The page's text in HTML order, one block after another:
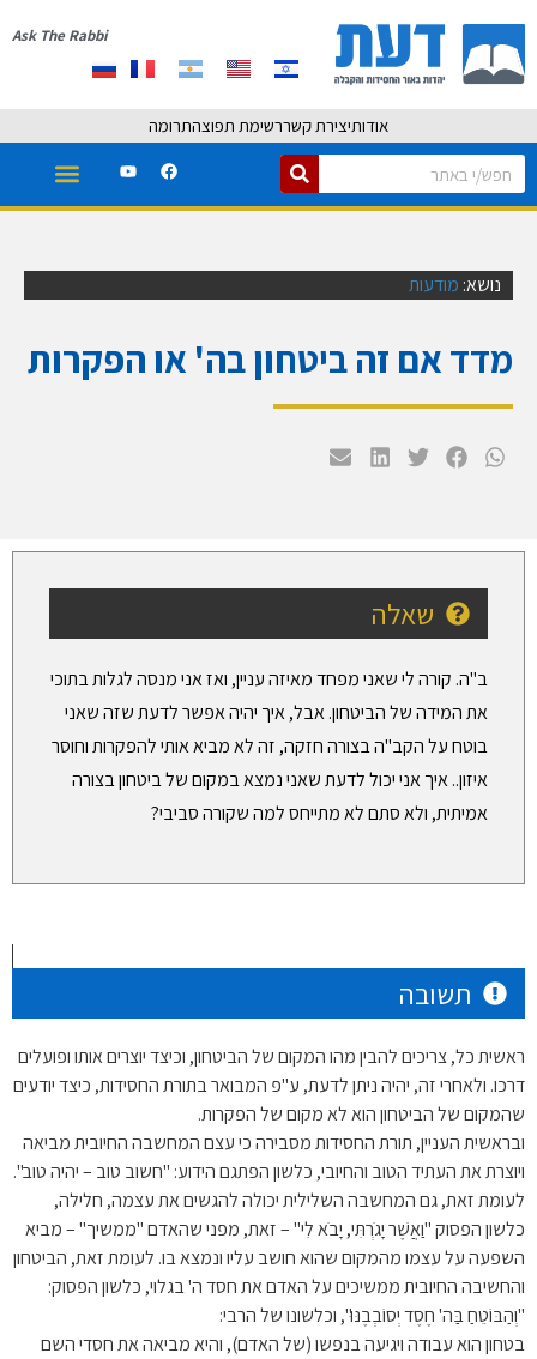
Ask The Rabbi
אודותיצירת קשררשימת תפוצהתרומה
נושא: מודעות
מדד אם זה ביטחון בה' או הפקרות
שאלה
ב"ה. קורה לי שאני מפחד מאיזה עניין, ואז אני מנסה לגלות בתוכי
את המידה של הביטחון. אבל, איך יהיה אפשר לדעת שזה שאני
בוטח על הקב"ה בצורה חזקה, זה לא מביא אותי להפקרות וחוסר
איזון.. איך אני יכול לדעת שאני נמצא במקום של ביטחון בצורה
אמיתית, ולא סתם לא מתייחס למה שקורה סביבי?
תשובה
ראשית כל, צריכים להבין מהו המקום של הביטחון, וכיצד יוצרים אותו ופועלים
דרכו. ולאחרי זה, יהיה ניתן לדעת, ע"פ המבואר בתורת החסידות, כיצד יודעים
שהמקום של הביטחון הוא לא מקום של הפקרות.
ובראשית העניין, תורת החסידות מסבירה כי עצם המחשבה החיובית מביאה
ויוצרת את העתיד הטוב והחיובי, כלשון הפתגם הידוע: "חשוב טוב – יהיה טוב".
לעומת זאת, גם המחשבה השלילית יכולה להגשים את עצמה, חלילה,
כלשון הפסוק "וַאֲשֶׁר יָגֹרְתִּי, יָבֹא לִי" – זאת, מפני שהאדם "ממשיך" – מביא
השפעה על עצמו מהמקום שהוא חושב עליו ונמצא בו. לעומת זאת, הביטחון
והחשיבה החיובית ממשיכים על האדם את חסד ה' בגלוי, כלשון הפסוק:
"וְהַבּוֹטֵחַ בַּה' חֶסֶד יְסוֹבְבֶנּוּ", וכלשונו של הרבי:
בטחון הוא עבודה ויגיעה בנפשו (של האדם), והיא מביאה את חסדי השם